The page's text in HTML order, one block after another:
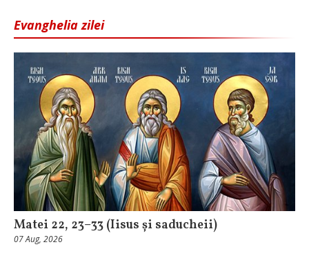
Evanghelia zilei
Matei 22, 23–33 (Iisus și saducheii)
07 Aug, 2026